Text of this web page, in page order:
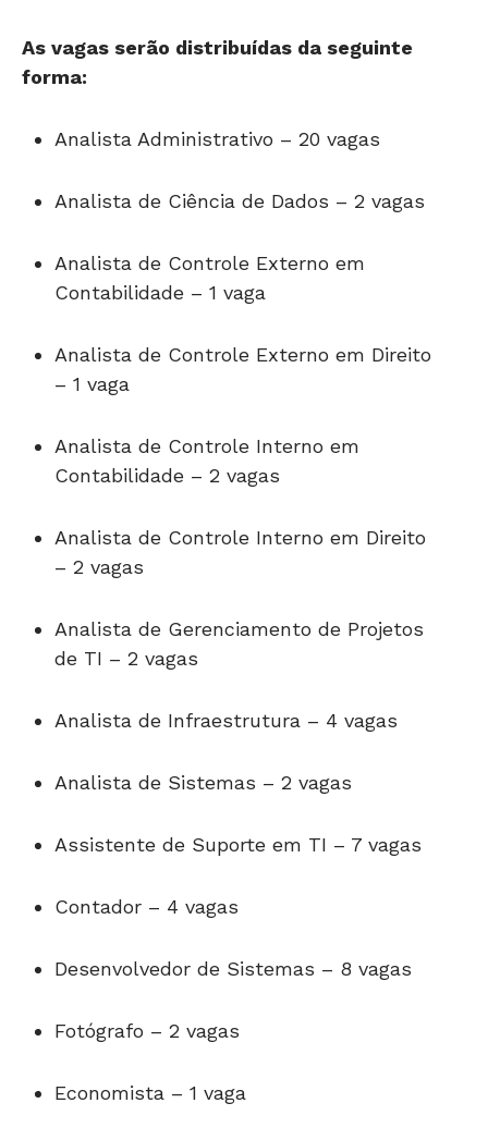
As vagas serão distribuídas da seguinte
forma:
Analista Administrativo – 20 vagas
Analista de Ciência de Dados – 2 vagas
Analista de Controle Externo em
Contabilidade – 1 vaga
Analista de Controle Externo em Direito
– 1 vaga
Analista de Controle Interno em
Contabilidade – 2 vagas
Analista de Controle Interno em Direito
– 2 vagas
Analista de Gerenciamento de Projetos
de TI – 2 vagas
Analista de Infraestrutura – 4 vagas
Analista de Sistemas – 2 vagas
Assistente de Suporte em TI – 7 vagas
Contador – 4 vagas
Desenvolvedor de Sistemas – 8 vagas
Fotógrafo – 2 vagas
Economista – 1 vaga